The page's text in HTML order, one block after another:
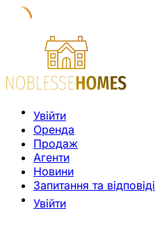
Увійти
Оренда
Продаж
Агенти
Новини
Запитання та відповіді
Увійти